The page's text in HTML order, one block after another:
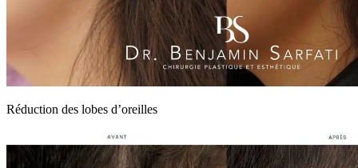
Réduction des lobes d’oreilles